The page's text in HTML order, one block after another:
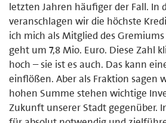
letzten Jahren häufiger der Fall. In
veranschlagen wir die höchste
ich mich als Mitglied des
geht um 7,8 Mio. Euro. Diese Zahl
hoch – sie ist es auch. Das kann
einflößen. Aber als Fraktion sagen
hohen Summe stehen wichtige
Zukunft unserer Stadt gegenüber.